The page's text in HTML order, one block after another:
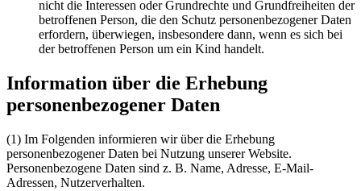
nicht die Interessen oder Grundrechte und Grundfreiheiten der
betroffenen Person, die den Schutz personenbezogener Daten
erfordern, überwiegen, insbesondere dann, wenn es sich bei
der betroffenen Person um ein Kind handelt.
Information über die Erhebung
personenbezogener Daten
(1) Im Folgenden informieren wir über die Erhebung
personenbezogener Daten bei Nutzung unserer Website.
Personenbezogene Daten sind z. B. Name, Adresse, E-Mail-
Adressen, Nutzerverhalten.